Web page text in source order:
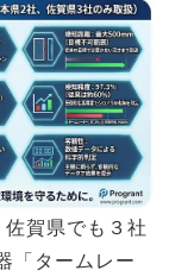
賀県でも３社
「 タームレー